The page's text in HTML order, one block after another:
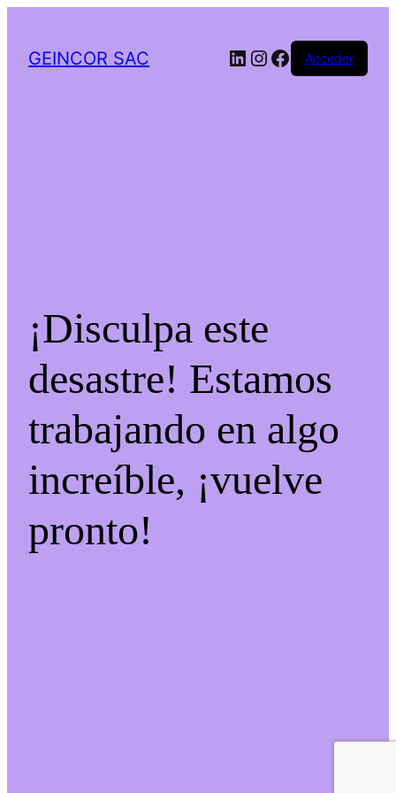
GEINCOR SAC LinkedIn
Instagram
Facebook
Acceder
¡Disculpa este
desastre! Estamos
trabajando en algo
increíble, ¡vuelve
pronto!